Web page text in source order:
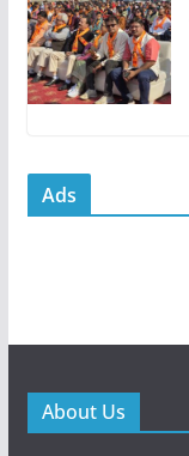
Ads
About Us